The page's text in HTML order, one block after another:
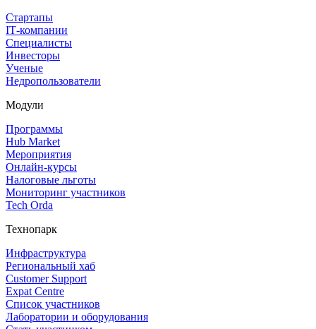
Стартапы
IT‑компании
Специалисты
Инвесторы
Ученые
Недропользователи
Модули
Программы
Hub Market
Мероприятия
Онлайн‑курсы
Налоговые льготы
Мониторинг участников
Tech Orda
Технопарк
Инфраструктура
Региональный хаб
Customer Support
Expat Centre
Список участников
Лаборатории и оборудования